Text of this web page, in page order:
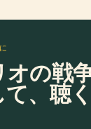
オの戦
、聴く